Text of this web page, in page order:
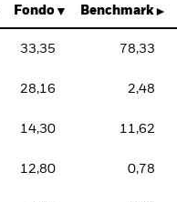
Fondo Benchmark
33,35 78,33
28,16 2,48
14,30 11,62
12,80 0,78